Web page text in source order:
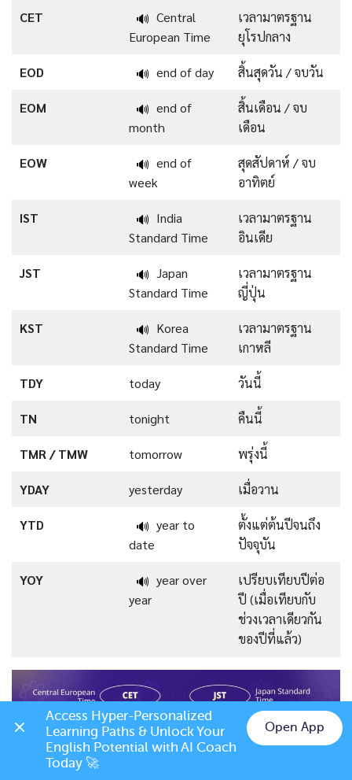
CET 🔊 Central
European Time
เวลามาตรฐาน
ยุโรปกลาง
EOD 🔊 end of day สิ้นสุดวัน / จบวัน
EOM 🔊 end of
month
สิ้นเดือน / จบ
เดือน
EOW 🔊 end of
week
สุดสัปดาห์ / จบ
อาทิตย์
IST 🔊 India
Standard Time
เวลามาตรฐาน
อินเดีย
JST 🔊 Japan
Standard Time
เวลามาตรฐาน
ญี่ปุ่น
KST 🔊 Korea
Standard Time
เวลามาตรฐาน
เกาหลี
TDY today วันนี้
TN tonight คืนนี้
TMR / TMW tomorrow พรุ่งนี้
YDAY yesterday เมื่อวาน
YTD 🔊 year to
date
ตั้งแต่ต้นปีจนถึง
ปัจจุบัน
YOY 🔊 year over
year
เปรียบเทียบปีต่อ
ปี (เมื่อเทียบกับ
ช่วงเวลาเดียวกัน
ของปีที่แล้ว)
Chat on LINE
Access Hyper-Personalized
Learning Paths & Unlock Your
English Potential with AI Coach
Today 🚀
Open App